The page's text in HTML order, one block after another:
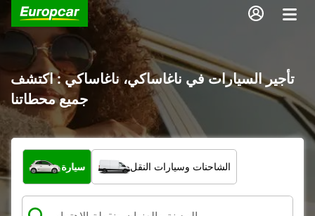
تأجير السيارات في ناغاساكي، ناغاساكي : اكتشف
جميع محطاتنا
ما نوع المركبة؟
سيارة الشاحنات وسيارات النقل